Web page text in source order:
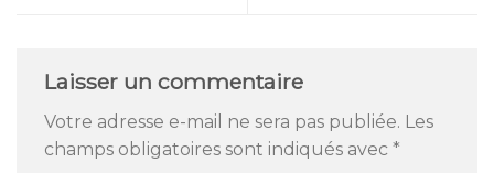
Laisser un commentaire
Votre adresse e-mail ne sera pas publiée. Les
champs obligatoires sont indiqués avec *